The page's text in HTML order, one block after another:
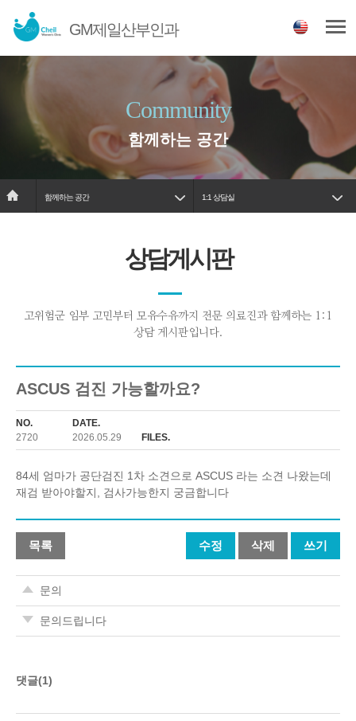
GM제일산부인과
Community
함께하는 공간
함께하는 공간 1:1 상담실
상담게시판
고위험군 임부 고민부터 모유수유까지 전문 의료진과 함께하는 1:1
상담 게시판입니다.
ASCUS 검진 가능할까요?
NO.
2720
DATE.
2026.05.29
FILES.
84세 엄마가 공단검진 1차 소견으로 ASCUS 라는 소견 나왔는데
재검 받아야할지, 검사가능한지 궁금합니다
목록 수정 삭제 쓰기
문의
문의드립니다
댓글(1)